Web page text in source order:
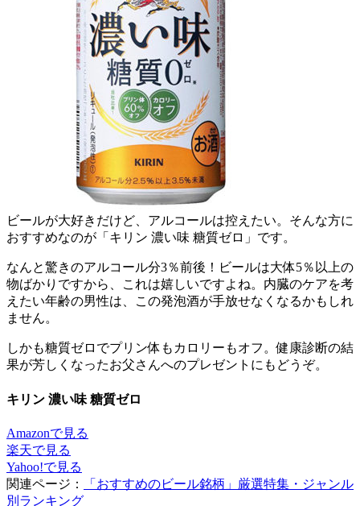
ビールが大好きだけど、アルコールは控えたい。そんな方に
おすすめなのが「キリン 濃い味 糖質ゼロ」です。
なんと驚きのアルコール分3％前後！ビールは大体5％以上の
物ばかりですから、これは嬉しいですよね。内臓のケアを考
えたい年齢の男性は、この発泡酒が手放せなくなるかもしれ
ません。
しかも糖質ゼロでプリン体もカロリーもオフ。健康診断の結
果が芳しくなったお父さんへのプレゼントにもどうぞ。
キリン 濃い味 糖質ゼロ
Amazonで見る
楽天で見る
Yahoo!で見る
関連ページ：
「おすすめのビール銘柄」厳選特集・ジャンル
別ランキング